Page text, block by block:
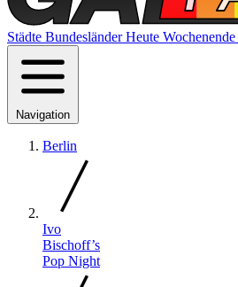
Städte BundesländerHeute Wochenende
Navigation
Berlin
Ivo
Bischoff’s
Pop Night